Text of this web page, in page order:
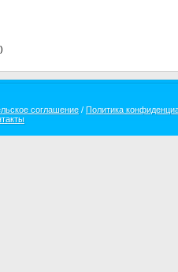
соглашение / Политика